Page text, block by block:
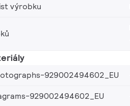
výrobku
929002494602_EU
929002494602_EU